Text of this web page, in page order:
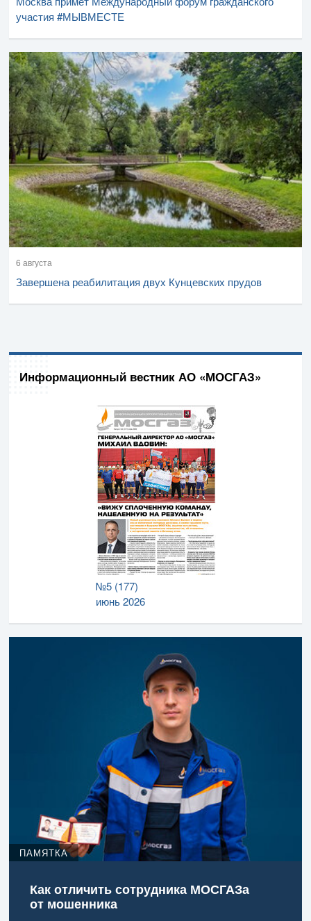
участия #МЫВМЕСТЕ
6 августа
Завершена реабилитация двух Кунцевских прудов
Информационный вестник АО «МОСГАЗ»
№5 (177)
июнь 2026
ПАМЯТКА
Как отличить сотрудника МОСГАЗа
от мошенника